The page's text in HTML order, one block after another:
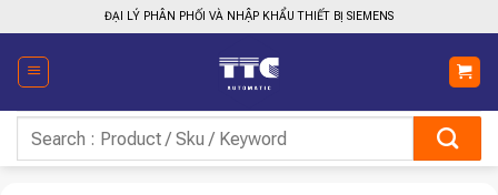
qua
nội
dung
ĐẠI LÝ PHÂN PHỐI VÀ NHẬP KHẨU THIẾT BỊ SIEMENS
kiếm: